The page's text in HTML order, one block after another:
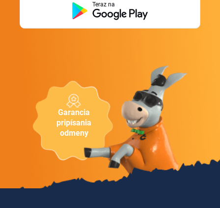
Garancia
pripísania
odmeny
Teraz na